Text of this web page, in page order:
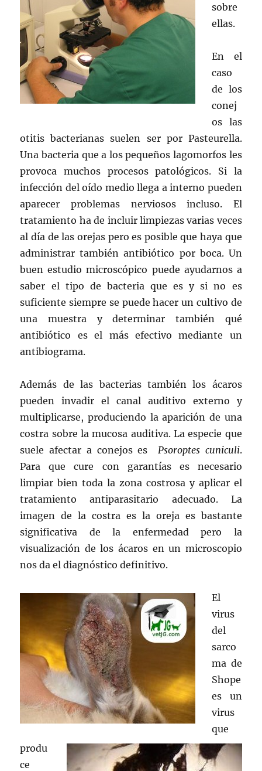
sobre
ellas.
En el
caso
de los
conej
os las
otitis bacterianas suelen ser por Pasteurella.
Una bacteria que a los pequeños lagomorfos les
provoca muchos procesos patológicos. Si la
infección del oído medio llega a interno pueden
aparecer problemas nerviosos incluso. El
tratamiento ha de incluir limpiezas varias veces
al día de las orejas pero es posible que haya que
administrar también antibiótico por boca. Un
buen estudio microscópico puede ayudarnos a
saber el tipo de bacteria que es y si no es
suficiente siempre se puede hacer un cultivo de
una muestra y determinar también qué
antibiótico es el más efectivo mediante un
antibiograma.
Además de las bacterias también los ácaros
pueden invadir el canal auditivo externo y
multiplicarse, produciendo la aparición de una
costra sobre la mucosa auditiva. La especie que
suele afectar a conejos es Psoroptes cuniculi.
Para que cure con garantías es necesario
limpiar bien toda la zona costrosa y aplicar el
tratamiento antiparasitario adecuado. La
imagen de la costra es la oreja es bastante
significativa de la enfermedad pero la
visualización de los ácaros en un microscopio
nos da el diagnóstico definitivo.
El
virus
del
sarco
ma de
Shope
es un
virus
que
produ
ce